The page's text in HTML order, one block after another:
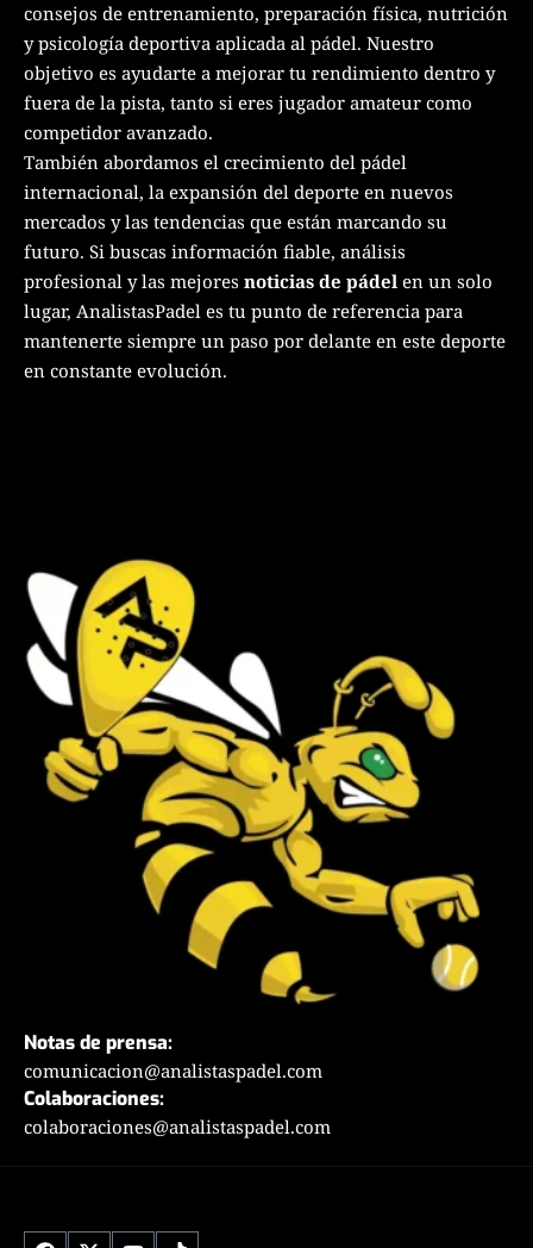
consejos de entrenamiento, preparación física, nutrición
y psicología deportiva aplicada al pádel. Nuestro
objetivo es ayudarte a mejorar tu rendimiento dentro y
fuera de la pista, tanto si eres jugador amateur como
competidor avanzado.
También abordamos el crecimiento del pádel
internacional, la expansión del deporte en nuevos
mercados y las tendencias que están marcando su
futuro. Si buscas información fiable, análisis
profesional y las mejores noticias de pádel en un solo
lugar, AnalistasPadel es tu punto de referencia para
mantenerte siempre un paso por delante en este deporte
en constante evolución.
Notas de prensa:
comunicacion@analistaspadel.com
Colaboraciones:
colaboraciones@analistaspadel.com